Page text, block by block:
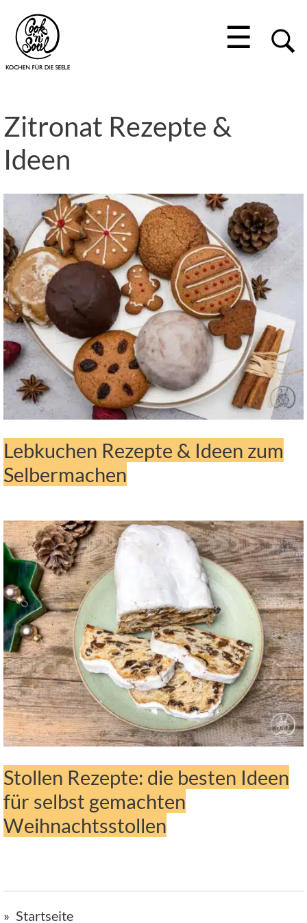
☰
Zitronat Rezepte &
Ideen
Lebkuchen Rezepte & Ideen zum
Selbermachen
Stollen Rezepte: die besten Ideen
für selbst gemachten
Weihnachtsstollen
Startseite